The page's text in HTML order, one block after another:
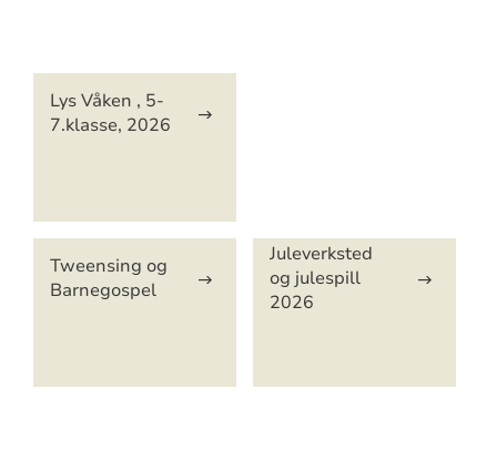
Artikkelsnarveger
Lys Våken , 5-
7.klasse, 2026
Tweensing og
Barnegospel
Juleverksted
og julespill
2026